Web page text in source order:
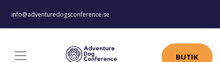
info@adventuredogsconference.se
BUTIK